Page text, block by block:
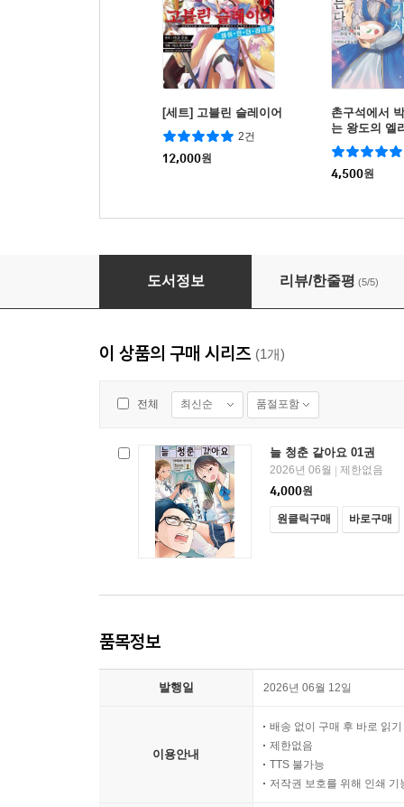
[세트] 고블린 슬레이어
2건
12,000원
촌구석에서
는 왕도의 엘
사랑받는다
4,500원
늘 청춘 같아요 01권
도서정보 리뷰/한줄평 (5/5)
이 상품의 구매 시리즈 (1개)
전체 최신순 품절포함
늘 청춘 같아요 01권
2026년 06월
제한없음
4,000원
원클릭구매 바로구매
품목정보
발행일 2026년 06월 12일
이용안내
배송 없이 구매 후 바로 읽기
제한없음
TTS 불가능
저작권 보호를 위해 인쇄 기